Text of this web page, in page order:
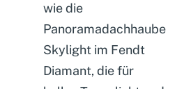
wie die
Panoramadachhaube
Skylight im Fendt
Diamant, die für